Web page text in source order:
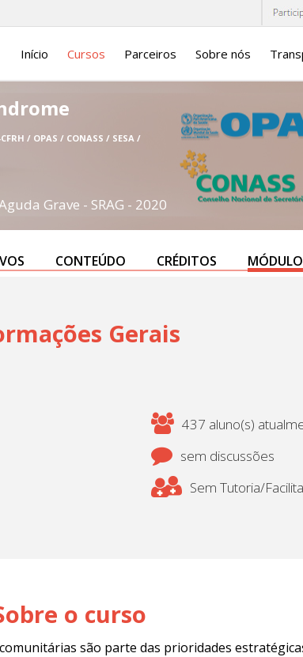
Início Cursos Parceiros Sobre nós
CFRH / OPAS / CONASS / SESA /
Grave - SRAG - 2020
CONTEÚDO CRÉDITOS
Gerais
437 aluno(s)
sem discussões
Sem Tutoria/
o curso
são parte das prioridades